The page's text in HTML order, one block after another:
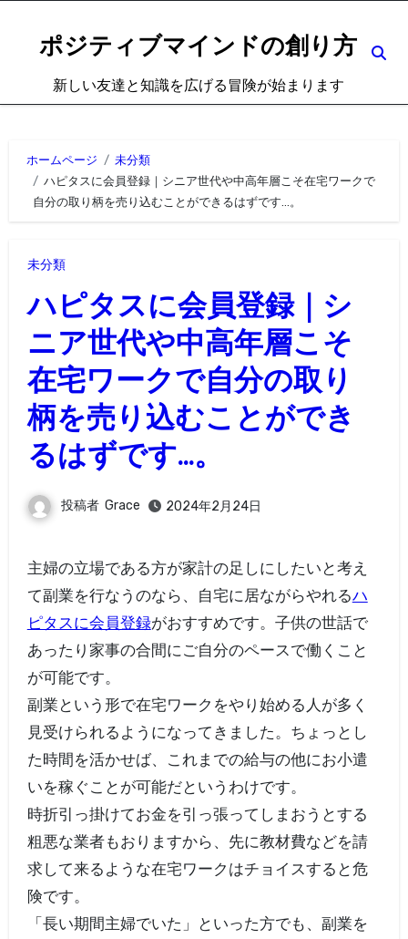
ポジティブマインドの創り方
新しい友達と知識を広げる冒険が始まります
ホームページ
未分類
ハピタスに会員登録｜シニア世代や中高年層こそ在宅ワークで
自分の取り柄を売り込むことができるはずです…。
未分類
ハピタスに会員登録｜シ
ニア世代や中高年層こそ
在宅ワークで自分の取り
柄を売り込むことができ
るはずです…。
投稿者 Grace 2024年2月24日
主婦の立場である方が家計の足しにしたいと考え
て副業を行なうのなら、自宅に居ながらやれるハ
ピタスに会員登録がおすすめです。子供の世話で
あったり家事の合間にご自分のペースで働くこと
が可能です。
副業という形で在宅ワークをやり始める人が多く
見受けられるようになってきました。ちょっとし
た時間を活かせば、これまでの給与の他にお小遣
いを稼ぐことが可能だというわけです。
時折引っ掛けてお金を引っ張ってしまおうとする
粗悪な業者もおりますから、先に教材費などを請
求して来るような在宅ワークはチョイスすると危
険です。
「長い期間主婦でいた」といった方でも、副業を